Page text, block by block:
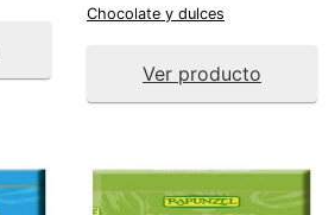
Chocolate y dulces
Ver producto